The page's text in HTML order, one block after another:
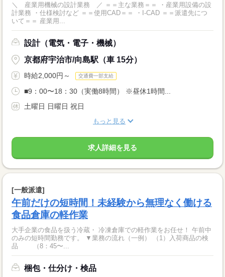
＼ 産業用機械の設計業務 ／ ＝＝主な業務＝＝ ・産業用設備の設
計業務 ・仕様検討など ＝＝使用CAD＝＝ ・I-CAD ＝＝派遣先につ
いて＝＝ 産業用...
設計（電気・電子・機械）
京都府宇治市/向島駅（車 15分）
時給2,000円～ 交通費一部支給
■9：00〜18：30（実働8時間） ※昼休1時間...
土曜日 日曜日 祝日
もっと見る
求人詳細を見る
[一般派遣]
午前だけの短時間！未経験から無理なく働ける
食品倉庫の軽作業
大手企業の食品を扱う冷蔵・ 冷凍倉庫での軽作業をお任せ！ 午前中
のみの短時間勤務です。 ▼業務の流れ（一例） （1）入荷商品の検
品 （8：45〜...
梱包・仕分け・検品